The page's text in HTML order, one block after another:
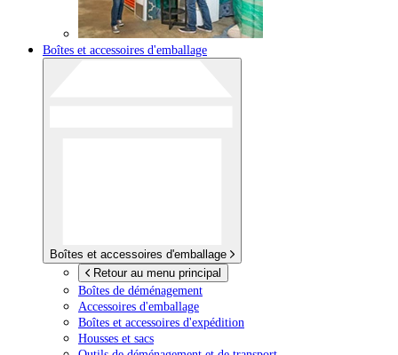
Boîtes et accessoires d'emballage
Boîtes et accessoires d'emballage
Retour au menu principal
Boîtes de déménagement
Accessoires d'emballage
Boîtes et accessoires d'expédition
Housses et sacs